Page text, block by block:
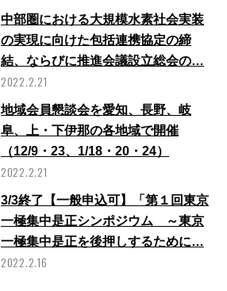
中部圏における大規模水素社会実装
の実現に向けた包括連携協定の締
結、ならびに推進会議設立総会の…
2022.2.21
地域会員懇談会を愛知、長野、岐
阜、上・下伊那の各地域で開催
（12/9・23、1/18・20・24）
2022.2.21
3/3終了【一般申込可】「第１回東京
一極集中是正シンポジウム ～東京
一極集中是正を後押しするために…
2022.2.16